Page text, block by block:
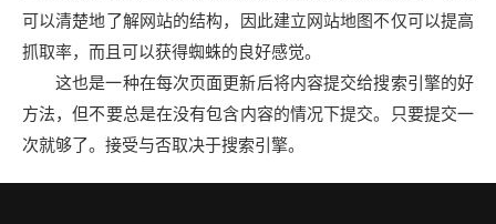
可以清楚地了解网站的结构，因此建立网站地图不仅可以提高
抓取率，而且可以获得蜘蛛的良好感觉。
这也是一种在每次页面更新后将内容提交给搜索引擎的好
方法，但不要总是在没有包含内容的情况下提交。只要提交一
次就够了。接受与否取决于搜索引擎。